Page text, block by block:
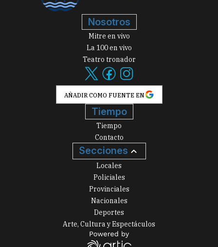
Nosotros
Mitre en vivo
La 100 en vivo
Teatro tronador
AÑADIR COMO FUENTE EN
Tiempo
Tiempo
Contacto
Secciones
Locales
Policiales
Provinciales
Nacionales
Deportes
Arte, Cultura y Espectáculos